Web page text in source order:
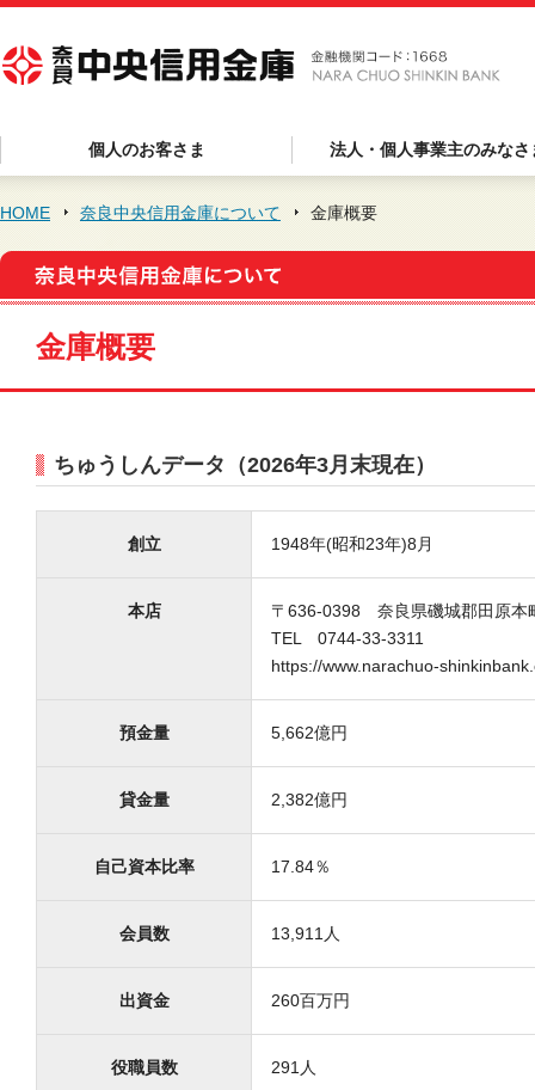
個人のお客さま 法人・個人事業主のみなさ
HOME 奈良中央信用金庫について 金庫概要
金庫概要
ちゅうしんデータ（2026年3月末現在）
創立 1948年(昭和23年)8月
本店
〒636-0398 奈良県磯城郡田原本
TEL 0744-33-3311
https://www.narachuo-
預金量 5,662億円
貸金量 2,382億円
自己資本比率 17.84％
会員数 13,911人
出資金 260百万円
役職員数 291人